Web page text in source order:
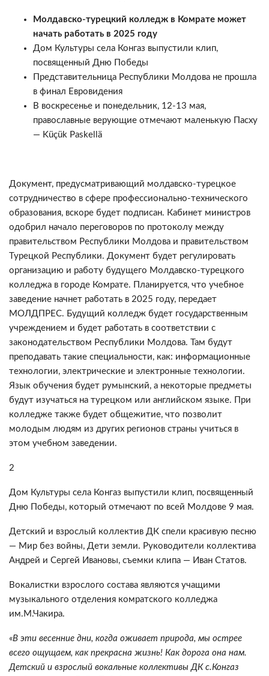
Молдавско-турецкий колледж в Комрате может
начать работать в 2025 году
Дом Культуры села Конгаз выпустили клип,
посвященный Дню Победы
Представительница Республики Молдова не прошла
в финал Евровидения
В воскресенье и понедельник, 12-13 мая,
православные верующие отмечают маленькую Пасху
— Küçük Paskellä
Документ, предусматривающий молдавско-турецкое
сотрудничество в сфере профессионально-технического
образования, вскоре будет подписан. Кабинет министров
одобрил начало переговоров по протоколу между
правительством Республики Молдова и правительством
Турецкой Республики. Документ будет регулировать
организацию и работу будущего Молдавско-турецкого
колледжа в городе Комрате. Планируется, что учебное
заведение начнет работать в 2025 году, передает
МОЛДПРЕС. Будущий колледж будет государственным
учреждением и будет работать в соответствии с
законодательством Республики Молдова. Там будут
преподавать такие специальности, как: информационные
технологии, электрические и электронные технологии.
Язык обучения будет румынский, а некоторые предметы
будут изучаться на турецком или английском языке. При
колледже также будет общежитие, что позволит
молодым людям из других регионов страны учиться в
этом учебном заведении.
2
Дом Культуры села Конгаз выпустили клип, посвященный
Дню Победы, который отмечают по всей Молдове 9 мая.
Детский и взрослый коллектив ДК спели красивую песню
— Мир без войны, Дети земли. Руководители коллектива
Андрей и Сергей Ивановы, съемки клипа — Иван Статов.
Вокалистки взрослого состава являются учащими
музыкального отделения комратского колледжа
им.М.Чакира.
«В эти весенние дни, когда оживает природа, мы острее
всего ощущаем, как прекрасна жизнь! Как дорога она нам.
Детский и взрослый вокальные коллективы ДК с.Конгаз